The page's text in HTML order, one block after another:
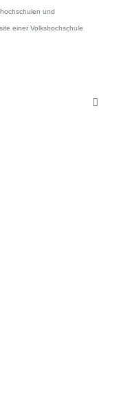
und
einer Volkshochschule